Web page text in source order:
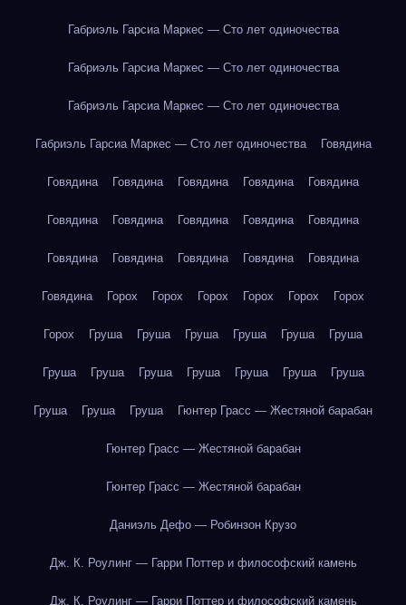
Габриэль Гарсиа Маркес — Сто лет одиночества
Габриэль Гарсиа Маркес — Сто лет одиночества
Габриэль Гарсиа Маркес — Сто лет одиночества
Габриэль Гарсиа Маркес — Сто лет одиночества Говядина
Говядина Говядина Говядина Говядина Говядина
Говядина Говядина Говядина Говядина Говядина
Говядина Говядина Говядина Говядина Говядина
Говядина Горох Горох Горох Горох Горох Горох
Горох Груша Груша Груша Груша Груша Груша
Груша Груша Груша Груша Груша Груша Груша
Груша Груша Груша Гюнтер Грасс — Жестяной барабан
Гюнтер Грасс — Жестяной барабан
Гюнтер Грасс — Жестяной барабан
Даниэль Дефо — Робинзон Крузо
Дж. К. Роулинг — Гарри Поттер и философский камень
Дж. К. Роулинг — Гарри Поттер и философский камень